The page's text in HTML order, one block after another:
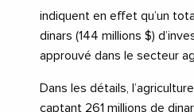
indiquent en effet qu’un
dinars (144 millions $)
approuvé dans le secteur
Dans les détails,
captant 261 millions de